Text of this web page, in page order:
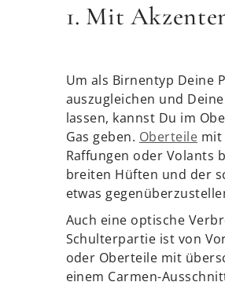
1. Mit
Um als Birnentyp Deine
auszugleichen und
lassen, kannst Du im
Gas geben. Oberteile mit
Raffungen oder Volants
breiten Hüften und der
etwas
Auch eine optische
Schulterpartie ist von
oder Oberteile mit
einem Carmen-